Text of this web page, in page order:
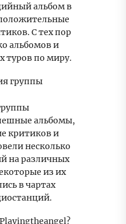
альбом в
С тех пор
альбомов и
туров по миру.
группы
альбомы,
критиков и
несколько
на различных
из их
в чартах